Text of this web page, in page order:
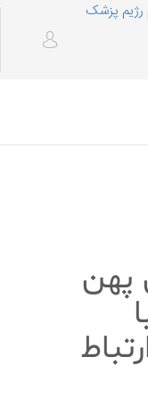
رژیم پزشک
پهن